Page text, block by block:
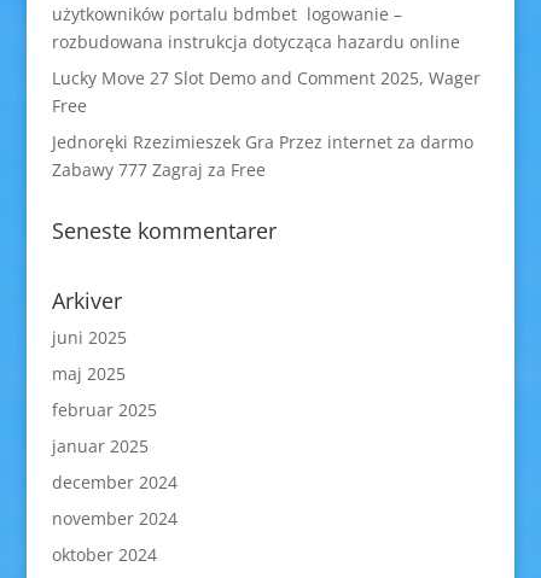
użytkowników portalu bdmbet logowanie –
rozbudowana instrukcja dotycząca hazardu online
Lucky Move 27 Slot Demo and Comment 2025, Wager
Free
Jednoręki Rzezimieszek Gra Przez internet za darmo
Zabawy 777 Zagraj za Free
Seneste kommentarer
Arkiver
juni 2025
maj 2025
februar 2025
januar 2025
december 2024
november 2024
oktober 2024